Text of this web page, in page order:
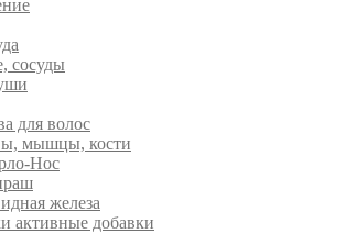
сосуды
для волос
мышцы, кости
Нос
железа
активные добавки